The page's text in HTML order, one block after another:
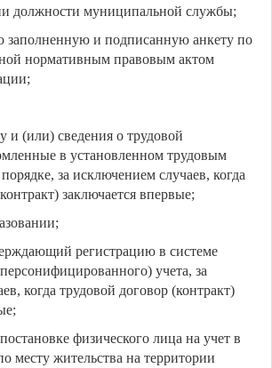
должности муниципальной службы;
заполненную и подписанную анкету по
нормативным правовым актом
и (или) сведения о трудовой
в установленном трудовым
за исключением случаев, когда
заключается впервые;
регистрацию в системе
учета, за
когда трудовой договор (контракт)
физического лица на учет в
месту жительства на территории